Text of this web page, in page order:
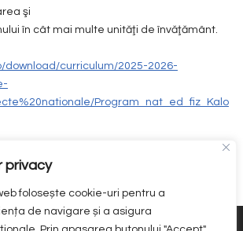
privacy
folosește cookie-uri pentru a
de navigare și a asigura
şi
în cât mai multe unităţi de învăţământ.
download/curriculum/2025-2026-
Program_nat_ed_fiz_Kalo